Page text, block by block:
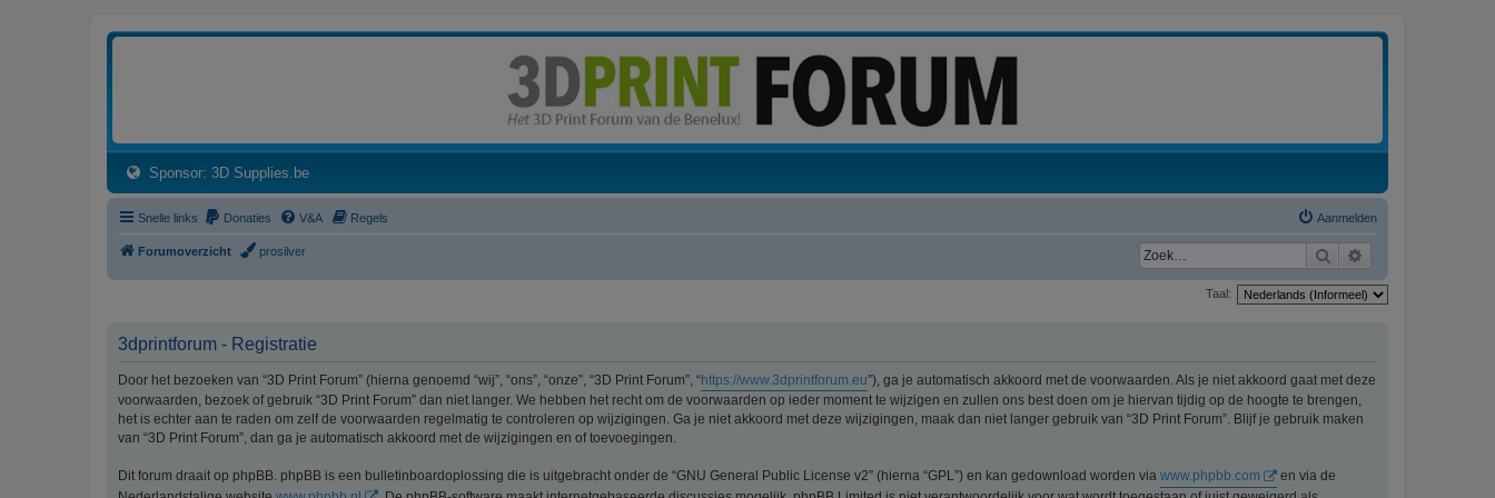
Sponsor: 3D Supplies.be(Opens a new tab)
Snelle links Donaties V&A Regels Aanmelden
Forumoverzicht prosilver Zoek
Taal:
3dprintforum - Registratie
Door het bezoeken van “3D Print Forum” (hierna genoemd “wij”, “ons”, “onze”, “3D Print Forum”, “https://www.3dprintforum.eu”), ga je automatisch akkoord met de voorwaarden. Als je niet akkoord gaat met deze
voorwaarden, bezoek of gebruik “3D Print Forum” dan niet langer. We hebben het recht om de voorwaarden op ieder moment te wijzigen en zullen ons best doen om je hiervan tijdig op de hoogte te brengen,
het is echter aan te raden om zelf de voorwaarden regelmatig te controleren op wijzigingen. Ga je niet akkoord met deze wijzigingen, maak dan niet langer gebruik van “3D Print Forum”. Blijf je gebruik maken
van “3D Print Forum”, dan ga je automatisch akkoord met de wijzigingen en of toevoegingen.
Dit forum draait op phpBB. phpBB is een bulletinboardoplossing die is uitgebracht onder de “GNU General Public License v2” (hierna “GPL”) en kan gedownload worden via www.phpbb.com
en via de